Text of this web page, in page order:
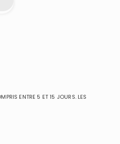
ENTRE 5 ET 15 JOURS. LES